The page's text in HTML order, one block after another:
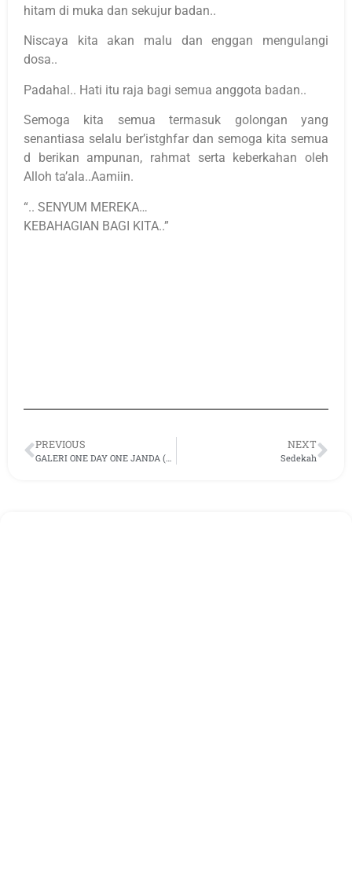
hitam di muka dan sekujur badan..
Niscaya kita akan malu dan enggan mengulangi
dosa..
Padahal.. Hati itu raja bagi semua anggota badan..
Semoga kita semua termasuk golongan yang
senantiasa selalu ber’istghfar dan semoga kita semua
d berikan ampunan, rahmat serta keberkahan oleh
Alloh ta’ala..Aamiin.
“.. SENYUM MEREKA…
KEBAHAGIAN BAGI KITA..”
PREVIOUS
GALERI ONE DAY ONE JANDA (ODODJ) YAMUSA.
NEXT
Sedekah